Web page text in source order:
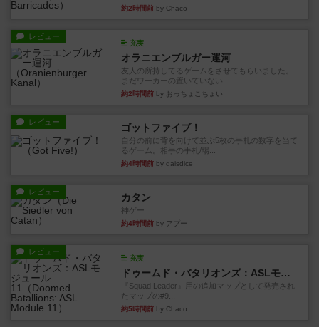
約2時間前 by Chaco
レビュー
充実
オラニエンブルガー運河
友人の所持してるゲームをさせてもらいました。
まだワーカーの置いていない...
約2時間前 by おっちょこちょい
レビュー ゴットファイブ！
自分の前に背を向けて並ぶ5枚の手札の数字を当て
るゲーム。相手の手札/場...
約4時間前 by daisdice
レビュー カタン
神ゲー
約4時間前 by アプー
レビュー
充実
ドゥームド・バタリオンズ：ASLモジュール11
『Squad Leader』用の追加マップとして発売され
たマップの#9...
約5時間前 by Chaco